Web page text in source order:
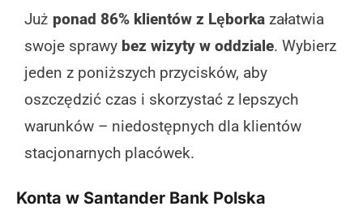
Już ponad 86% klientów z Lęborka załatwia
swoje sprawy bez wizyty w oddziale. Wybierz
jeden z poniższych przycisków, aby
oszczędzić czas i skorzystać z lepszych
warunków – niedostępnych dla klientów
stacjonarnych placówek.
Konta w Santander Bank Polska